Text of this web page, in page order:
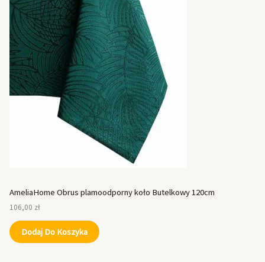
AmeliaHome Obrus plamoodporny koło Butelkowy 120cm
106,00 zł
Dodaj Do Koszyka